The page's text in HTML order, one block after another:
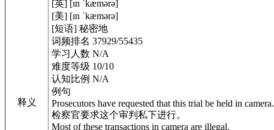
释义
[英] [ɪn ˈkæmərə]
[美] [ɪn ˈkæmərə]
[短语] 秘密地
词频排名 37929/55435
学习人数 N/A
难度等级 10/10
认知比例 N/A
例句
Prosecutors have requested that this trial be held in camera.
检察官要求这个审判私下进行。
Most of these transactions in camera are illegal.